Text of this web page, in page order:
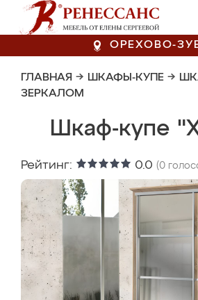
ОРЕХОВО-
ГЛАВНАЯ → ШКАФЫ-КУПЕ →
ЗЕРКАЛОМ
Шкаф-купе
Рейтинг: 0.0 (0